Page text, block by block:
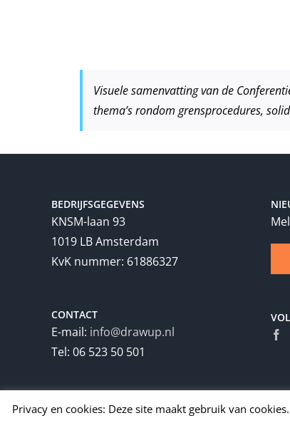
Visuele samenvatting van de
thema’s rondom grensprocedures,
BEDRIJFSGEGEVENS
KNSM-laan 93
1019 LB Amsterdam
KvK nummer: 61886327
CONTACT
E-mail: info@drawup.nl
Tel: 06 523 50 501
Privacy en cookies: Deze site maakt gebruik van